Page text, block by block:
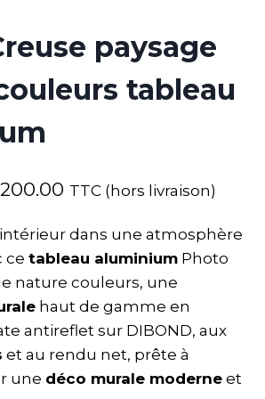
paysage
tableau
200.00 TTC (hors livraison)
dans une atmosphère
ce tableau aluminium Photo
nature couleurs, une
haut de gamme en
antireflet sur DIBOND, aux
et au rendu net, prête à
une déco murale moderne et